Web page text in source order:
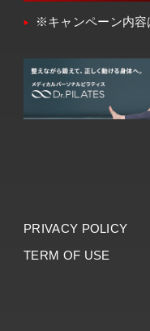
※キャンペーン内容
PRIVACY POLICY
TERM OF USE